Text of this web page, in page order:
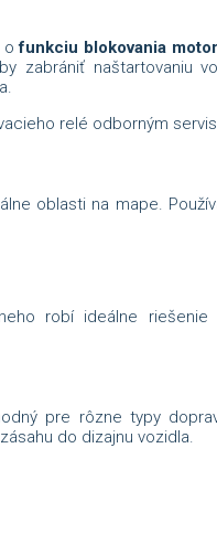
ofunkciu blokovania
zabrániť naštartovaniu
relé odborným
oblasti na mape.
robí ideálne riešenie
pre rôzne typy
do dizajnu vozidla.